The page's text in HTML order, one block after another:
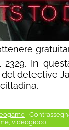
In
detective
, videogioco